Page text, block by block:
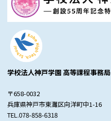
学校法人神戸学園 高等課程事務局
〒658-0032
兵庫県神戸市東灘区向洋町中1-16
TEL.078-858-6318